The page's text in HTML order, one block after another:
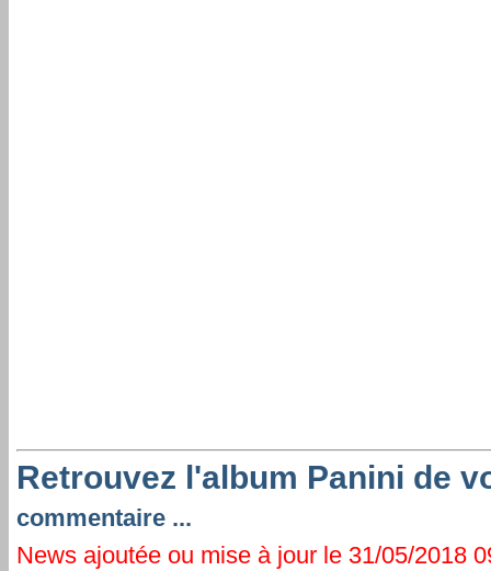
Retrouvez l'album Panini de
commentaire ...
News ajoutée ou mise à jour le 31/05/2018